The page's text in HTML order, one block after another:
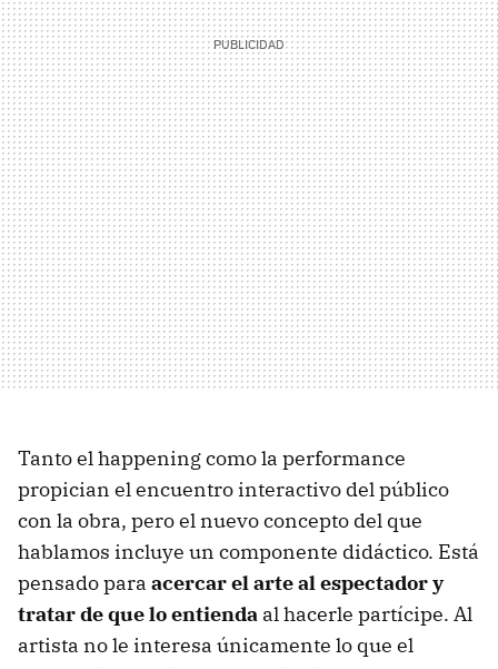
Tanto el happening como la performance
propician el encuentro interactivo del público
con la obra, pero el nuevo concepto del que
hablamos incluye un componente didáctico. Está
pensado para acercar el arte al espectador y
tratar de que lo entienda al hacerle partícipe. Al
artista no le interesa únicamente lo que el